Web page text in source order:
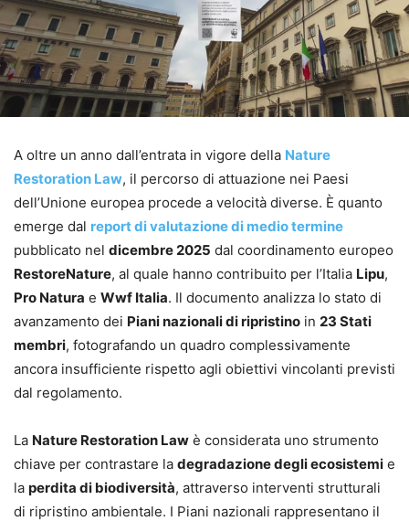
A oltre un anno dall’entrata in vigore della Nature
Restoration Law, il percorso di attuazione nei Paesi
dell’Unione europea procede a velocità diverse. È quanto
emerge dal report di valutazione di medio termine
pubblicato nel dicembre 2025 dal coordinamento europeo
RestoreNature, al quale hanno contribuito per l’Italia Lipu,
Pro Natura e Wwf Italia. Il documento analizza lo stato di
avanzamento dei Piani nazionali di ripristino in 23 Stati
membri, fotografando un quadro complessivamente
ancora insufficiente rispetto agli obiettivi vincolanti previsti
dal regolamento.
La Nature Restoration Law è considerata uno strumento
chiave per contrastare la degradazione degli ecosistemi e
la perdita di biodiversità, attraverso interventi strutturali
di ripristino ambientale. I Piani nazionali rappresentano il